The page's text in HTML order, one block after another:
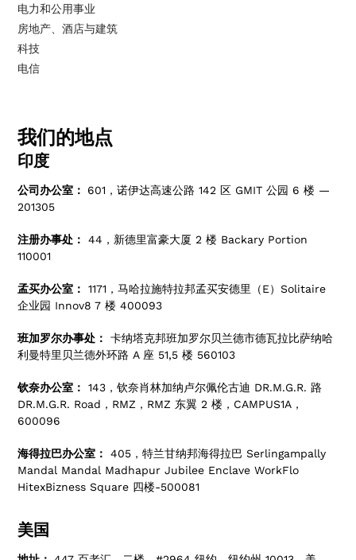
电力和公用事业
房地产、酒店与建筑
科技
电信
我们的地点
印度
公司办公室： 601，诺伊达高速公路 142 区 GMIT 公园 6 楼 —
201305
注册办事处：
44，新德里富豪大厦 2 楼 Backary Portion
110001
孟买办公室：
1171，马哈拉施特拉邦孟买安德里（E）Solitaire
企业园 Innov8 7 楼 400093
班加罗尔办事处：
卡纳塔克邦班加罗尔贝兰德市德瓦拉比萨纳哈
利曼特里贝兰德外环路 A 座 51,5 楼 560103
钦奈办公室：
143，钦奈肖林加纳卢尔佩伦古迪 DR.M.G.R. 路
DR.M.G.R. Road，RMZ，RMZ 东翼 2 楼，CAMPUS1A，
600096
海得拉巴办公室：
405，特兰甘纳邦海得拉巴 Serlingampally
Mandal Mandal Madhapur Jubilee Enclave WorkFlo
HitexBizness Square 四楼-500081
美国